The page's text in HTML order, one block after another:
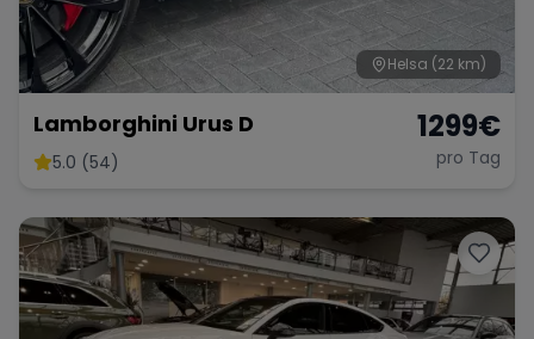
Helsa (22 km)
Lamborghini Urus D
5.0 (54)
1299€
pro Tag